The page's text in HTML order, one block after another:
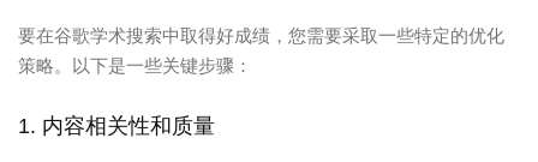
要在谷歌学术搜索中取得好成绩，您需要采取一些特定的优化
策略。以下是一些关键步骤：
1. 内容相关性和质量